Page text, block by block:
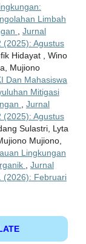
Limbah
Jurnal
(2025): Agustus
Hidayat , Wino
Mujiono
Dan Mahasiswa
Mitigasi
Jurnal
(2025): Agustus
Sulastri, Lyta
Mujiono,
Lingkungan
Jurnal
(2026): Februari